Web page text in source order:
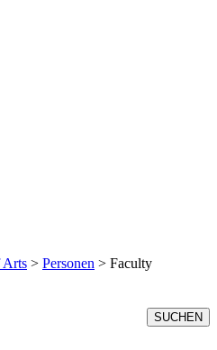
Arts > Personen > Faculty